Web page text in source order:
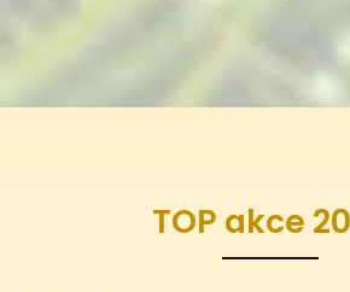
TOP akce